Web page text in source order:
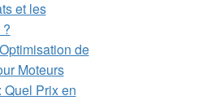
et les
de
Moteurs
Quel Prix en